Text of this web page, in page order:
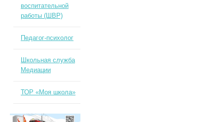
воспитательной
работы (ШВР)
Педагог-психолог
Школьная служба
Медиации
ТОР «Моя школа»